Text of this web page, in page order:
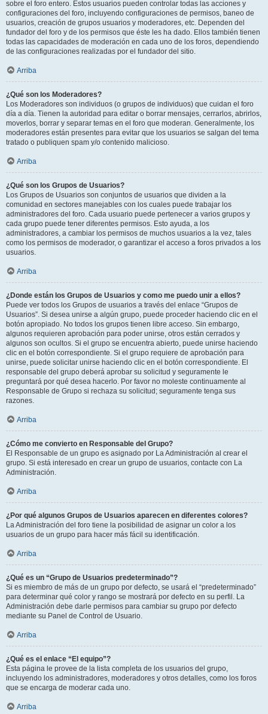
sobre el foro entero. Estos usuarios pueden controlar todas las acciones y
configuraciones del foro, incluyendo configuraciones de permisos, baneo de
usuarios, creación de grupos usuarios y moderadores, etc. Dependen del
fundador del foro y de los permisos que éste les ha dado. Ellos también tienen
todas las capacidades de moderación en cada uno de los foros, dependiendo
de las configuraciones realizadas por el fundador del sitio.
Arriba
¿Qué son los Moderadores?
Los Moderadores son individuos (o grupos de individuos) que cuidan el foro
día a día. Tienen la autoridad para editar o borrar mensajes, cerrarlos, abrirlos,
moverlos, borrar y separar temas en el foro que moderan. Generalmente, los
moderadores están presentes para evitar que los usuarios se salgan del tema
tratado o publiquen spam y/o contenido malicioso.
Arriba
¿Qué son los Grupos de Usuarios?
Los Grupos de Usuarios son conjuntos de usuarios que dividen a la
comunidad en sectores manejables con los cuales puede trabajar los
administradores del foro. Cada usuario puede pertenecer a varios grupos y
cada grupo puede tener diferentes permisos. Esto ayuda, a los
administradores, a cambiar los permisos de muchos usuarios a la vez, tales
como los permisos de moderador, o garantizar el acceso a foros privados a los
usuarios.
Arriba
¿Donde están los Grupos de Usuarios y como me puedo unir a ellos?
Puede ver todos los Grupos de usuarios a través del enlace “Grupos de
Usuarios”. Si desea unirse a algún grupo, puede proceder haciendo clic en el
botón apropiado. No todos los grupos tienen libre acceso. Sin embargo,
algunos requieren aprobación para poder unirse, otros están cerrados y
algunos son ocultos. Si el grupo se encuentra abierto, puede unirse haciendo
clic en el botón correspondiente. Si el grupo requiere de aprobación para
unirse, puede solicitar unirse haciendo clic en el botón correspondiente. El
responsable del grupo deberá aprobar su solicitud y seguramente le
preguntará por qué desea hacerlo. Por favor no moleste continuamente al
Responsable de Grupo si rechaza su solicitud; seguramente tenga sus
razones.
Arriba
¿Cómo me convierto en Responsable del Grupo?
El Responsable de un grupo es asignado por La Administración al crear el
grupo. Si está interesado en crear un grupo de usuarios, contacte con La
Administración.
Arriba
¿Por qué algunos Grupos de Usuarios aparecen en diferentes colores?
La Administración del foro tiene la posibilidad de asignar un color a los
usuarios de un grupo para hacer más fácil su identificación.
Arriba
¿Qué es un “Grupo de Usuarios predeterminado”?
Si es miembro de más de un grupo por defecto, se usará el “predeterminado”
para determinar qué color y rango se mostrará por defecto en su perfil. La
Administración debe darle permisos para cambiar su grupo por defecto
mediante su Panel de Control de Usuario.
Arriba
¿Qué es el enlace “El equipo”?
Esta página le provee de la lista completa de los usuarios del grupo,
incluyendo los administradores, moderadores y otros detalles, como los foros
que se encarga de moderar cada uno.
Arriba